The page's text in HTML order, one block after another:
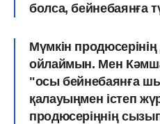
болса, бейнебаянға
Мүмкін
ойлаймын. Мен
"осы бейнебаянға
қалауыңмен істеп
продюсеріңнің